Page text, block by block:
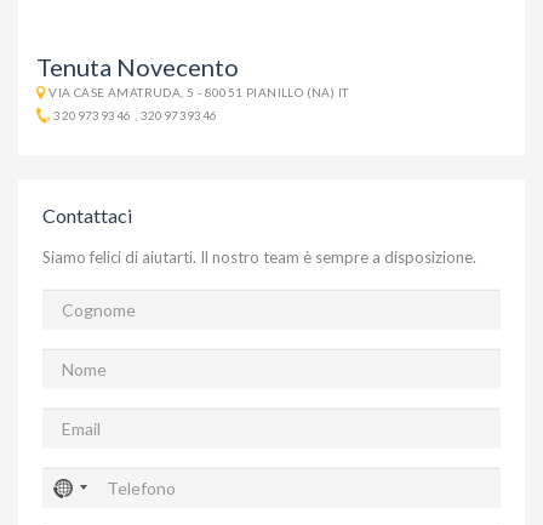
Tenuta Novecento
VIA CASE AMATRUDA, 5 - 80051 PIANILLO (NA) IT
3209739346
3209739346
Contattaci
Siamo felici di aiutarti. Il nostro team è sempre a disposizione.